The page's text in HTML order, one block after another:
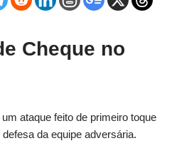
Cheque no
ataque feito de primeiro toque
da equipe adversária.